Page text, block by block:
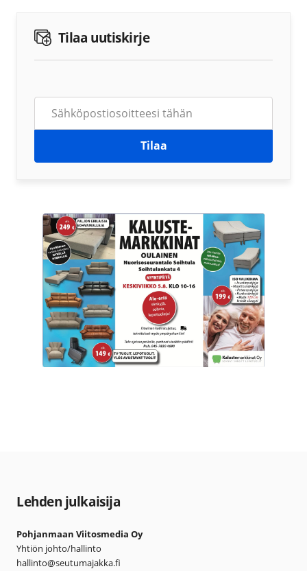
Tilaa uutiskirje
Tilaa
Lehden julkaisija
Pohjanmaan Viitosmedia Oy
Yhtiön johto/hallinto
hallinto@seutumajakka.fi